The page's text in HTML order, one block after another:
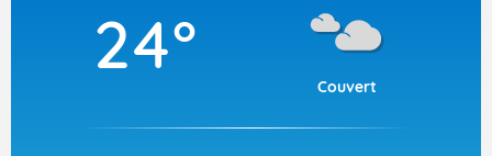
24°
Couvert